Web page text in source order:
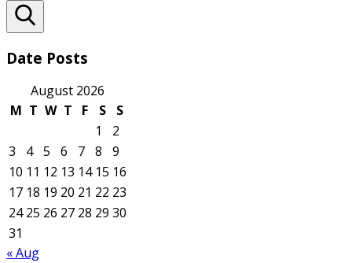
Date Posts
August 2026
M T W T F S
S
1
2
3
4 5 6 7 8
9
10 11 12 13 14 15 16
17 18 19 20 21 22 23
24 25 26 27 28 29 30
31
« Aug